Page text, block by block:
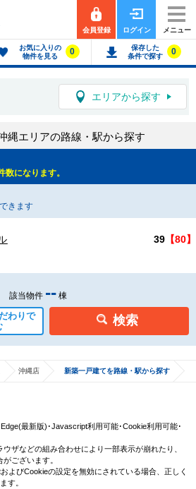
会員登録 ログイン メニュー
お気に入りの
物件を見る
0
保存した
条件で探す
0
エリアから探す
縄エリアの路線・駅から探す
になります。
きます
【80】
39
該当物件 -- 棟
わりで
検索
沖縄店 新築一戸建てを路線・駅から探す
最新版)･Javascript利用可能･Cookie利用可能･
ザなどの組み合わせにより一部表示が崩れたり、
ございます。
よびCookieの設定を無効にされている場合、正しく
す。